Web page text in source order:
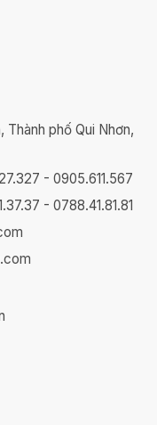
Thành phố Qui Nhơn,
- 0905.611.567
- 0788.41.81.81